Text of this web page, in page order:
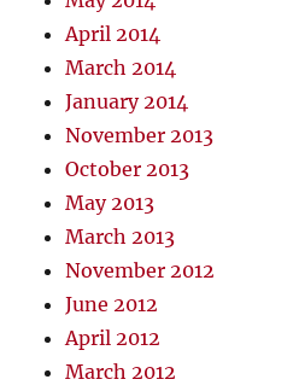
April 2014
March 2014
January 2014
November 2013
October 2013
May 2013
March 2013
November 2012
June 2012
April 2012
March 2012